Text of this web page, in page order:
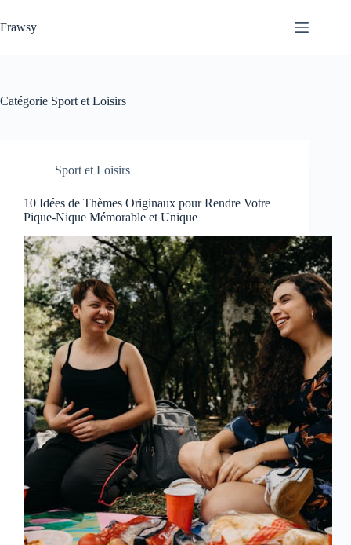
au
contenu
Frawsy
Catégorie Sport et Loisirs
Sport et Loisirs
10 Idées de Thèmes Originaux pour Rendre Votre
Pique-Nique Mémorable et Unique